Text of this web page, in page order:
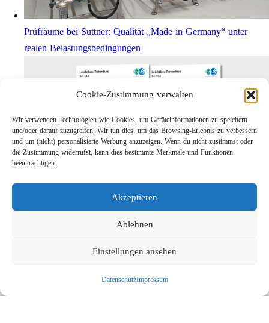
Cookie-Zustimmung verwalten
Wir verwenden Technologien wie Cookies, um Geräteinformationen zu speichern
und/oder darauf zuzugreifen. Wir tun dies, um das Browsing-Erlebnis zu verbessern
und um (nicht) personalisierte Werbung anzuzeigen. Wenn du nicht zustimmst oder
die Zustimmung widerrufst, kann dies bestimmte Merkmale und Funktionen
beeinträchtigen.
Akzeptieren
Ablehnen
Einstellungen ansehen
DatenschutzImpressum
Prüfräume bei Suttner: Qualität „Made in Germany“ unter
realen Belastungsbedingungen
Links
Suche